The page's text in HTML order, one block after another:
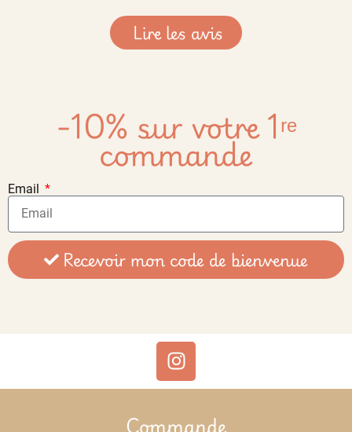
Lire les avis
-10% sur votre 1ʳᵉ
commande
Email
Recevoir mon code de bienvenue
Commande